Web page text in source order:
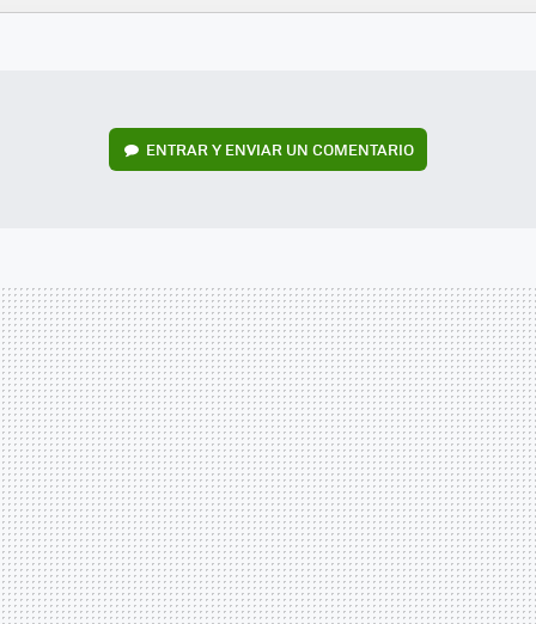
FACEBOOK
TWITTERFLIPBOARD
E-
WHATSAPP
ENTRAR Y ENVIAR UN COMENTARIO